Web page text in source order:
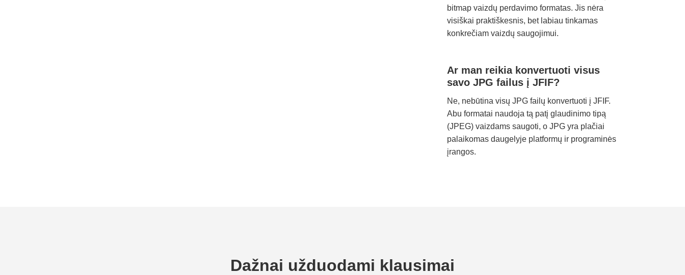
bitmap vaizdų perdavimo formatas. Jis nėra
visiškai praktiškesnis, bet labiau tinkamas
konkrečiam vaizdų saugojimui.
Ar man reikia konvertuoti visus
savo JPG failus į JFIF?
Ne, nebūtina visų JPG failų konvertuoti į JFIF.
Abu formatai naudoja tą patį glaudinimo tipą
(JPEG) vaizdams saugoti, o JPG yra plačiai
palaikomas daugelyje platformų ir programinės
įrangos.
Dažnai užduodami klausimai